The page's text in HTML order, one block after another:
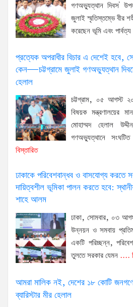
গণঅভ্যুত্থান দিবস'
জুলাই স্মৃতিস্তম্ভে বীর
করেছেন ভূমি এবং পার্বত্য
প্রত্যেক অপরাধীর বিচার এ দেশেই হবে,
কেন—চট্টগ্রামে জুলাই গণঅভ্যুত্থান দিবসে
হেলাল
চট্টগ্রাম, ০৫ আগস্ট
বিষয়ক মন্ত্রণালয়ের
মোহাম্মদ হেলাল
গণঅভ্যুত্থানে
বিস্তারিত
ঢাকাকে পরিবেশবান্ধব ও বাসযোগ্য করতে
দায়িত্বশীল ভূমিকা পালন করতে হবে:
শাহে আলম
ঢাকা, সোমবার, ০৩
উন্নয়ন ও সমবায়
একটি পরিচ্ছন্ন,
তুলতে সরকার যেমন ....
আমরা মালিক নই, দেশের ১৮ কোটি
ব্যারিস্টার মীর হেলাল